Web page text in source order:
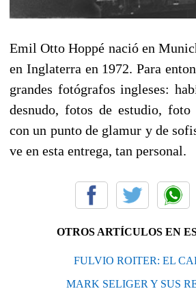
Emil Otto Hoppé nació en
en Inglaterra en 1972. Para
grandes fotógrafos ingleses:
desnudo, fotos de estudio,
con un punto de glamur y de
ve en esta entrega, tan personal.
OTROS ARTÍCULOS EN
FULVIO ROITER: EL
MARK SELIGER Y SUS